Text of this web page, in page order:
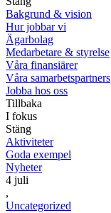
Bakgrund & vision
Hur jobbar vi
Ägarbolag
Medarbetare & styrelse
Våra finansiärer
Våra samarbetspartners
Jobba hos oss
Tillbaka
I fokus
Stäng
Aktiviteter
Goda exempel
Nyheter
4 juli
,
Uncategorized